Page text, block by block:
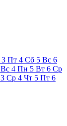
3 Пт 4 Сб 5 Вс 6
Вс 4 Пн 5 Вт 6 Ср
3 Ср 4 Чт 5 Пт 6